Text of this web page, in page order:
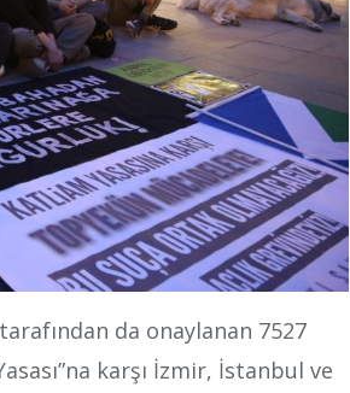
da onaylanan 7527
karşı İzmir, İstanbul ve